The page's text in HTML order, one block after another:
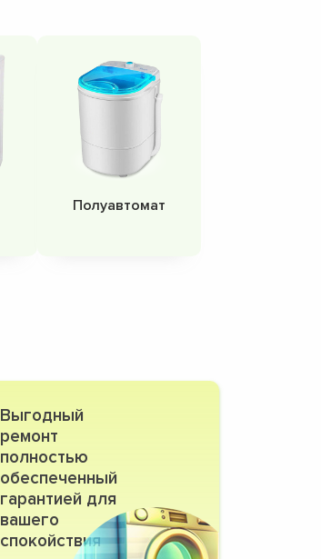
Полуавтомат
Выгодный
ремонт
полностью
обеспеченный
гарантией для
вашего
спокойствия